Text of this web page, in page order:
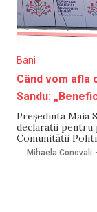
Bani
Când vom afla
Sandu:
Președinta Maia
declarații pentru
Comunității
Bulboaca.
Mihaela Conovali -